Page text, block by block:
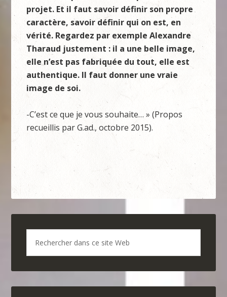
projet. Et il faut savoir définir son propre
caractère, savoir définir qui on est, en
vérité. Regardez par exemple Alexandre
Tharaud justement : il a une belle image,
elle n’est pas fabriquée du tout, elle est
authentique. Il faut donner une vraie
image de soi.
-C’est ce que je vous souhaite… » (Propos
recueillis par G.ad., octobre 2015).